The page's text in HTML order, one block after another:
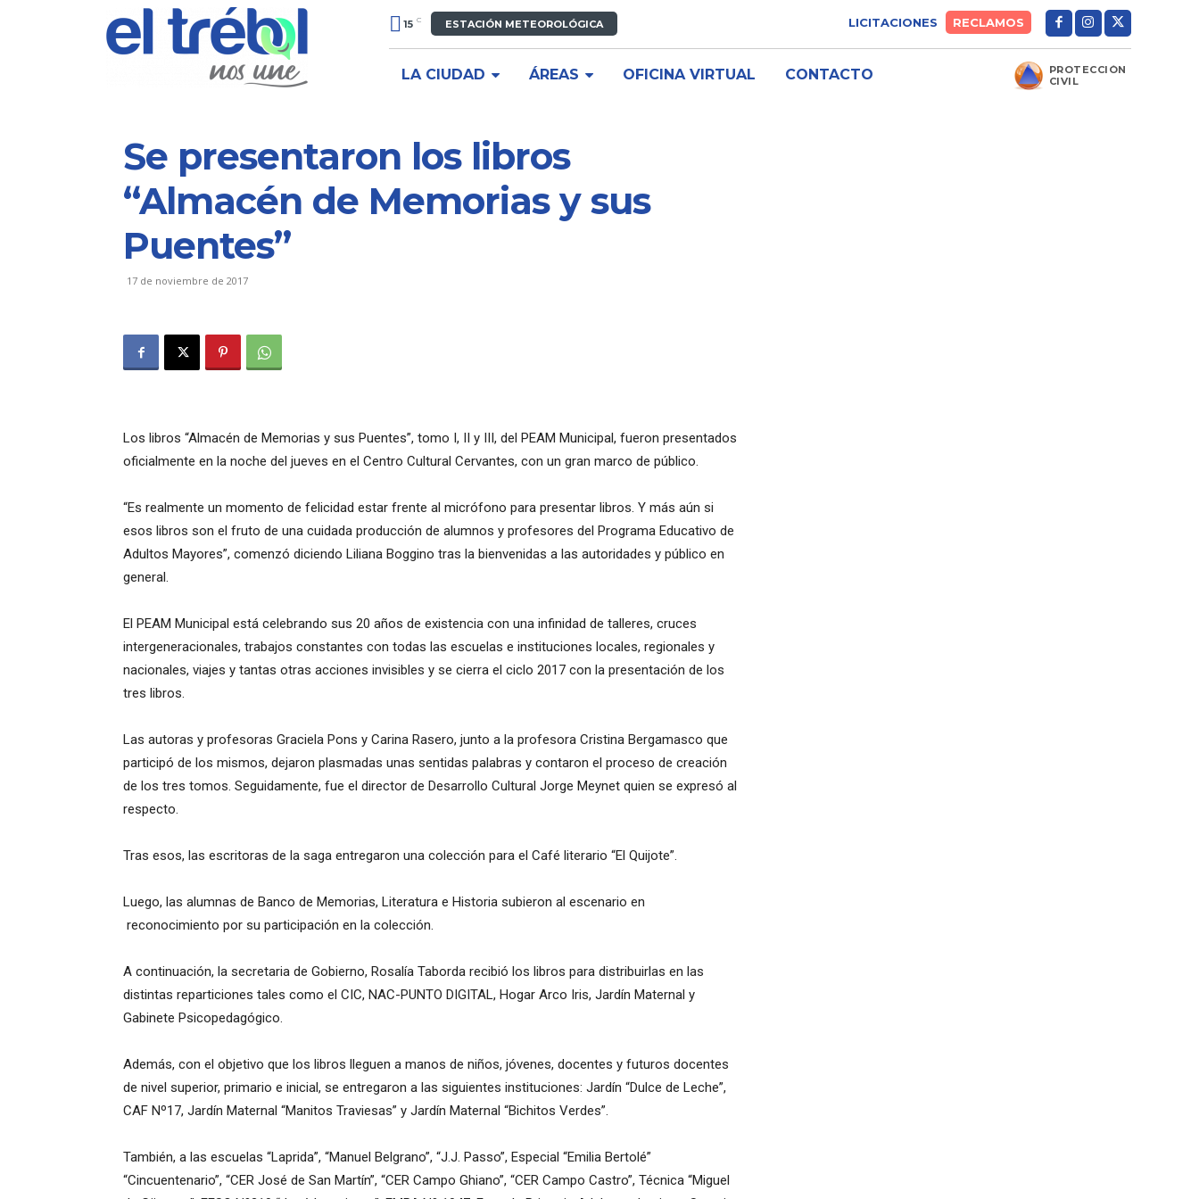
15 C ESTACIÓN METEOROLÓGICA LICITACIONES RECLAMOS
LA CIUDAD ÁREAS OFICINA VIRTUAL CONTACTO
PROTECCIÓN
CIVIL
Se presentaron los libros
“Almacén de Memorias y sus
Puentes”
17 de noviembre de 2017
Los libros “Almacén de Memorias y sus Puentes”, tomo I, II y III, del PEAM Municipal, fueron presentados
oficialmente en la noche del jueves en el Centro Cultural Cervantes, con un gran marco de público.
“Es realmente un momento de felicidad estar frente al micrófono para presentar libros. Y más aún si
esos libros son el fruto de una cuidada producción de alumnos y profesores del Programa Educativo de
Adultos Mayores”, comenzó diciendo Liliana Boggino tras la bienvenidas a las autoridades y público en
general.
El PEAM Municipal está celebrando sus 20 años de existencia con una infinidad de talleres, cruces
intergeneracionales, trabajos constantes con todas las escuelas e instituciones locales, regionales y
nacionales, viajes y tantas otras acciones invisibles y se cierra el ciclo 2017 con la presentación de los
tres libros.
Las autoras y profesoras Graciela Pons y Carina Rasero, junto a la profesora Cristina Bergamasco que
participó de los mismos, dejaron plasmadas unas sentidas palabras y contaron el proceso de creación
de los tres tomos. Seguidamente, fue el director de Desarrollo Cultural Jorge Meynet quien se expresó al
respecto.
Tras esos, las escritoras de la saga entregaron una colección para el Café literario “El Quijote”.
Luego, las alumnas de Banco de Memorias, Literatura e Historia subieron al escenario en
reconocimiento por su participación en la colección.
A continuación, la secretaria de Gobierno, Rosalía Taborda recibió los libros para distribuirlas en las
distintas reparticiones tales como el CIC, NAC-PUNTO DIGITAL, Hogar Arco Iris, Jardín Maternal y
Gabinete Psicopedagógico.
Además, con el objetivo que los libros lleguen a manos de niños, jóvenes, docentes y futuros docentes
de nivel superior, primario e inicial, se entregaron a las siguientes instituciones: Jardín “Dulce de Leche”,
CAF Nº17, Jardín Maternal “Manitos Traviesas” y Jardín Maternal “Bichitos Verdes”.
También, a las escuelas “Laprida”, “Manuel Belgrano”, “J.J. Passo”, Especial “Emilia Bertolé”
“Cincuentenario”, “CER José de San Martín”, “CER Campo Ghiano”, “CER Campo Castro”, Técnica “Miguel